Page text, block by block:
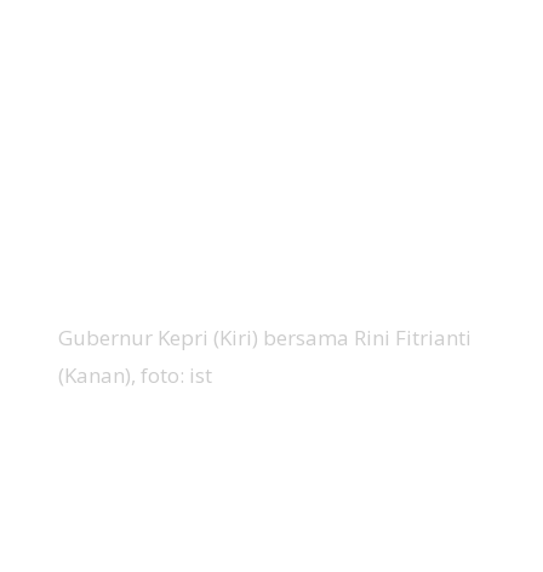
Gubernur Kepri (Kiri) bersama Rini Fitrianti
(Kanan), foto: ist